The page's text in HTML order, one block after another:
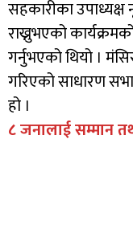
सहकारीका
राख्नुभएको
गर्नुभएको थियो ।
गरिएको साधारण
हो ।
८ जनालाई सम्मान